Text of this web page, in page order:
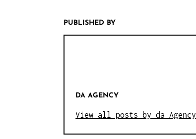
PUBLISHED BY
DA AGENCY
View all posts by da Agency